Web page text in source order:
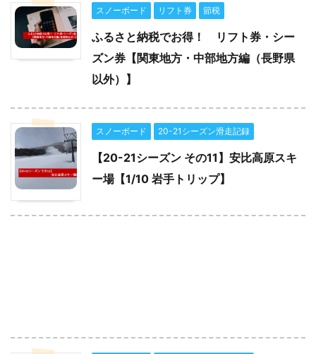
スノーボード リフト券 節税
ふるさと納税でお得！ リフト券・シー
ズン券【関東地方・中部地方編（長野県
以外）】
スノーボード 20-21シーズン滑走記録
【20-21シーズン その11】安比高原スキ
ー場【1/10 岩手トリップ】